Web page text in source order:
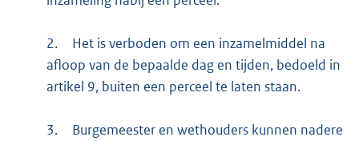
2.
Het is verboden om een inzamelmiddel na
afloop van de bepaalde dag en tijden, bedoeld in
artikel 9, buiten een perceel te laten staan.
3.
Burgemeester en wethouders kunnen nadere